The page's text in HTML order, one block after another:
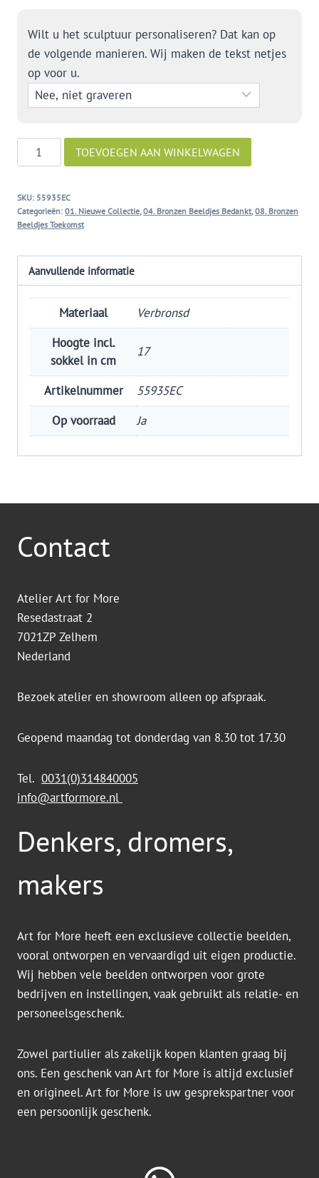
Wilt u het sculptuur personaliseren? Dat kan op
de volgende manieren. Wij maken de tekst netjes
op voor u.
Overdenken
aantal
TOEVOEGEN AAN WINKELWAGEN
SKU: 55935EC
Categorieën: 01. Nieuwe Collectie,04. Bronzen Beeldjes Bedankt,08. Bronzen
Beeldjes Toekomst
Aanvullende informatie
Materiaal
Verbronsd
Hoogte incl.
sokkel in cm
17
Artikelnummer
55935EC
Op voorraad
Ja
Contact
Atelier Art for More
Resedastraat 2
7021ZP Zelhem
Nederland
Bezoek atelier en showroom alleen op afspraak.
Geopend maandag tot donderdag van 8.30 tot 17.30
Tel. 0031(0)314840005
info@artformore.nl
Denkers, dromers,
makers
Art for More heeft een exclusieve collectie beelden,
vooral ontworpen en vervaardigd uit eigen productie.
Wij hebben vele beelden ontworpen voor grote
bedrijven en instellingen, vaak gebruikt als relatie- en
personeelsgeschenk.
Zowel partiulier als zakelijk kopen klanten graag bij
ons. Een geschenk van Art for More is altijd exclusief
en origineel. Art for More is uw gesprekspartner voor
een persoonlijk geschenk.